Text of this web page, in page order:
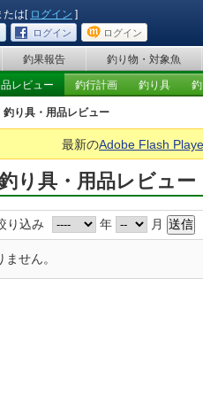
たは[ ログイン ]
ログイン ログイン
釣果報告 釣り物・対象魚
レビュー 釣行計画 釣り具
釣り具・用品レビュー
最新のAdobe Flash
り具・用品レビュー
り込み 年 月
せん。